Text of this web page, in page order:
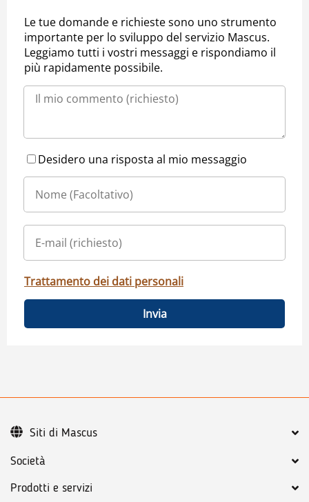
Le tue domande e richieste sono uno strumento
importante per lo sviluppo del servizio Mascus.
Leggiamo tutti i vostri messaggi e rispondiamo il
più rapidamente possibile.
Desidero una risposta al mio messaggio
Trattamento dei dati personali
Invia
Società
Prodotti e servizi
Siti di Mascus